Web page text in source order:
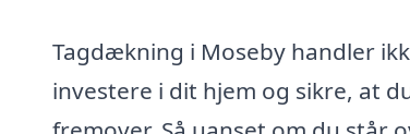
Tagdækning i Moseby handler
investere i dit hjem og sikre, at